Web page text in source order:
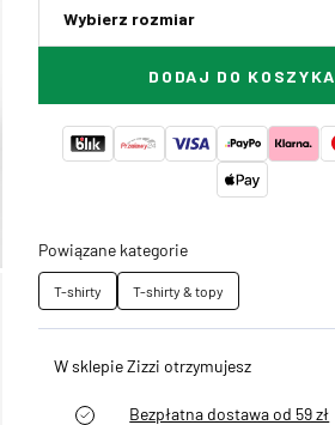
Wybierz rozmiar
DODAJ DO KOSZYKA
Powiązane kategorie
T-shirty T-shirty & topy
W sklepie Zizzi otrzymujesz
Bezpłatna dostawa od 59 zł